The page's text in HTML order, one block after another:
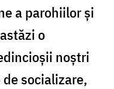
a parohiilor şi
o
noştri
socializare,